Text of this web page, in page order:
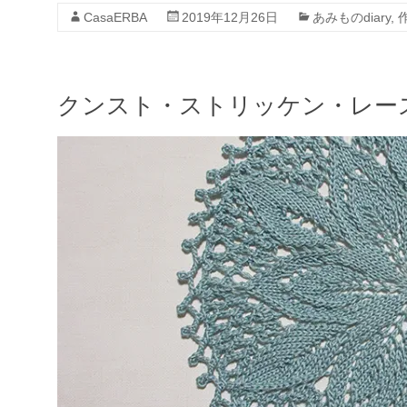
CasaERBA 2019年12月26日 あみものdiary,
クンスト・ストリッケン・レ